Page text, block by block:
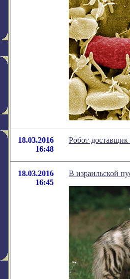
18.03.2016
16:48
Робот-
18.03.2016
16:45
В израильской